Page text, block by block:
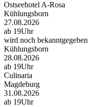
Ostseehotel A-Rosa
Kühlungsborn
27.08.2026
ab 19Uhr
wird noch bekanntgegeben
Kühlungsborn
28.08.2026
ab 19Uhr
Culinaria
Magdeburg
31.08.2026
ab 19Uhr